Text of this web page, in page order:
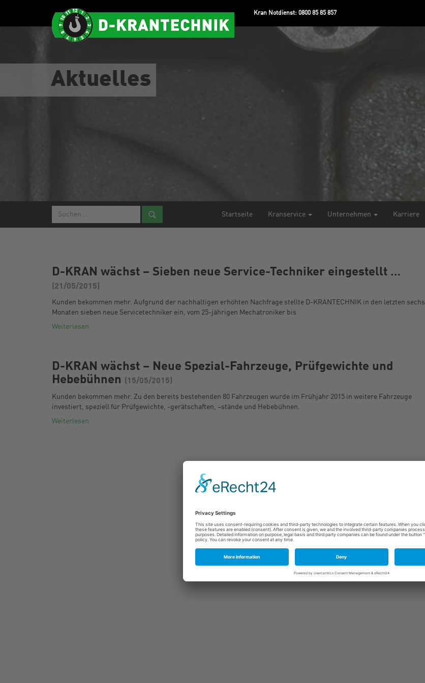
Kran Notdienst: 0800 85 85 857
Aktuelles
Startseite Kranservice Unternehmen Karriere
D-KRAN wächst – Sieben neue Service-Techniker eingestellt …
(21/05/2015)
Kunden bekommen mehr. Aufgrund der nachhaltigen erhöhten Nachfrage stellte D-KRANTECHNIK in den letzten sechs
Monaten sieben neue Servicetechniker ein, vom 25-jährigen Mechatroniker bis
Weiterlesen
D-KRAN wächst – Neue Spezial-Fahrzeuge, Prüfgewichte und
Hebebühnen
(15/05/2015)
Kunden bekommen mehr. Zu den bereits bestehenden 80 Fahrzeugen wurde im Frühjahr 2015 in weitere Fahrzeuge
investiert, speziell für Prüfgewichte, -gerätschaften, –stände und Hebebühnen.
Weiterlesen